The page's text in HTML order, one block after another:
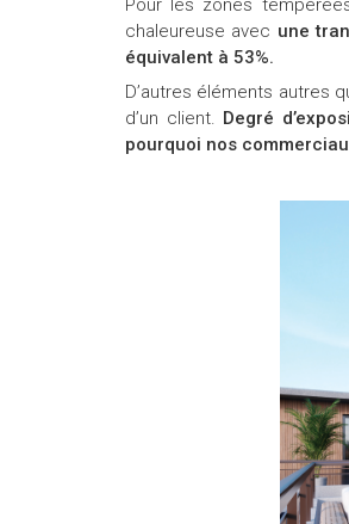
Pour les zones
chaleureuse avec une
équivalent à 53%.
D’autres éléments autres
d’un client. Degré
pourquoi nos